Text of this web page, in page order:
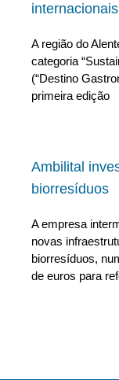
A região do
categoria
(“Destino
primeira edição
Ambilital
biorresíduos
A empresa
novas
biorresíduos,
de euros para